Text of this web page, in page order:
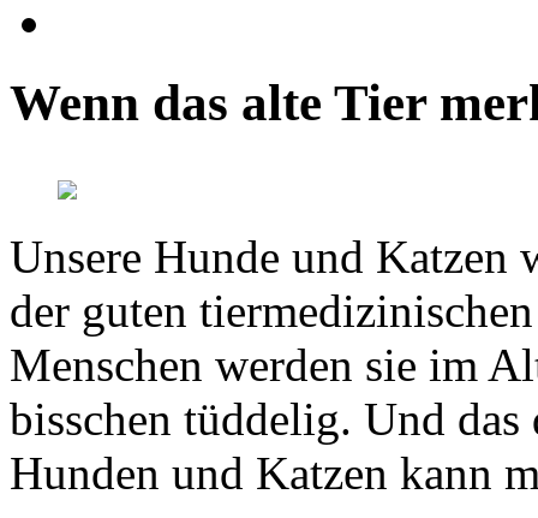
Wenn das alte Tier
Unsere Hunde und Katzen
der guten
Menschen werden sie im
bisschen tüddelig. Und
Hunden und Katzen kann